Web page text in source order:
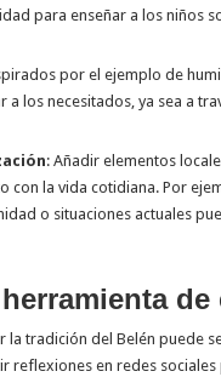
para enseñar a los niños
por el ejemplo de
a los necesitados, ya sea a
: Añadir elementos
con la vida cotidiana. Por
o situaciones actuales
la tradición del Belén puede
reflexiones en redes